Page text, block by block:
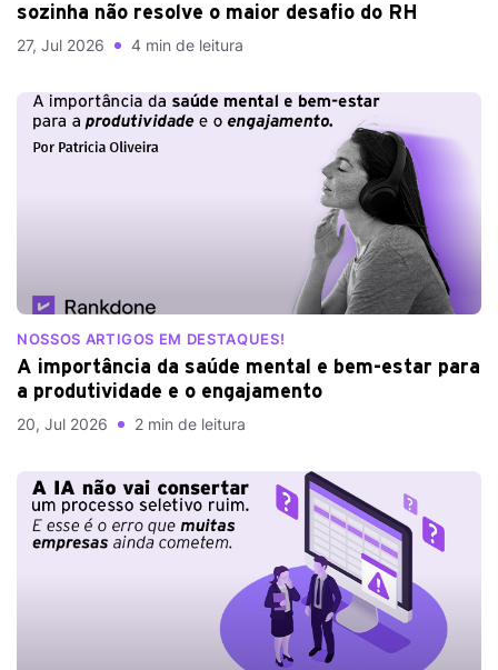
sozinha não resolve o maior desafio do RH
27, Jul 2026 4 min de leitura
NOSSOS ARTIGOS EM DESTAQUES!
A importância da saúde mental e bem-estar para
a produtividade e o engajamento
20, Jul 2026 2 min de leitura